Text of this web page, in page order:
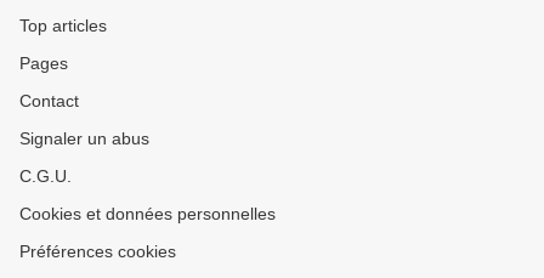
Top articles
Pages
Contact
Signaler un abus
C.G.U.
Cookies et données personnelles
Préférences cookies